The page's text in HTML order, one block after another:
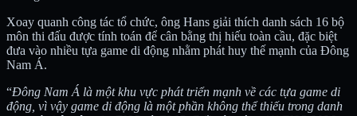
Xoay quanh công tác tổ chức, ông Hans giải thích danh sách 16 bộ
môn thi đấu được tính toán để cân bằng thị hiếu toàn cầu, đặc biệt
đưa vào nhiều tựa game di động nhằm phát huy thế mạnh của Đông
Nam Á.
“Đông Nam Á là một khu vực phát triển mạnh về các tựa game di
động, vì vậy game di động là một phần không thể thiếu trong danh